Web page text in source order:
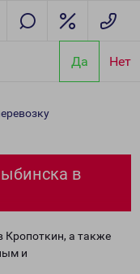
Да Нет
в
Кропоткин, а также
и